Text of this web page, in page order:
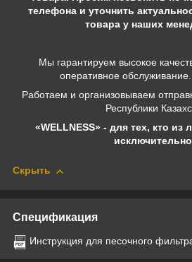
телефона и уточнить
товара у наших
Мы гарантируем высокое
оперативное
Работаем и организовываем
Республики
«WELLNESS» - для тех, кто из
Скрыть
Спецификация
Инструкция для песочного